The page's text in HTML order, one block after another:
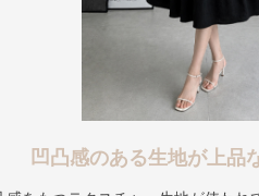
凹凸感のある生地が上品